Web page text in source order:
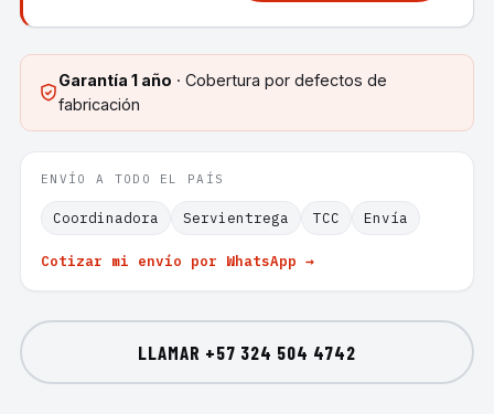
Garantía 1 año · Cobertura por defectos de
fabricación
ENVÍO A TODO EL PAÍS
Coordinadora Servientrega TCC Envía
Cotizar mi envío por WhatsApp →
LLAMAR +57 324 504 4742